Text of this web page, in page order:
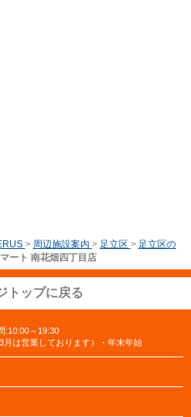
> 周辺施設案内 > 足立区 > 足立区の
ート 南花畑四丁目店
トップに戻る
:10:00～19:30
は営業しております）・年末年始